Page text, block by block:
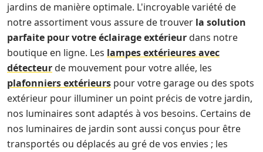
jardins de manière optimale. L'incroyable variété de
notre assortiment vous assure de trouver la solution
parfaite pour votre éclairage extérieurdans notre
boutique en ligne. Les lampes extérieures avec
détecteurde mouvement pour votre allée, les
plafonniers extérieurs pour votre garage ou des spots
extérieur pour illuminer un point précis de votre jardin,
nos luminaires sont adaptés à vos besoins. Certains de
nos luminaires de jardin sont aussi conçus pour être
transportés ou déplacés au gré de vos envies ; les